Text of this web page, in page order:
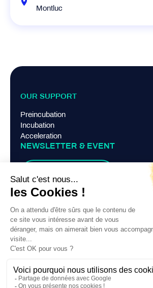
Montluc
OUR SUPPORT
Preincubation
Incubation
Acceleration
NEWSLETTER & EVENT
TERMS AND CONDITIONS
Legal Notice
Privacy Policy
Contact